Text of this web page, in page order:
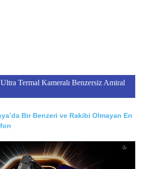
Termal Kameralı Benzersiz Amiral
Bir Benzeri ve Rakibi Olmayan En